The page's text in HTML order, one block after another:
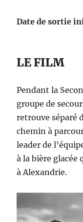
Date de sortie
LE FILM
Pendant la
groupe de
retrouve séparé
chemin à
leader de
à la bière glacée
à Alexandrie.